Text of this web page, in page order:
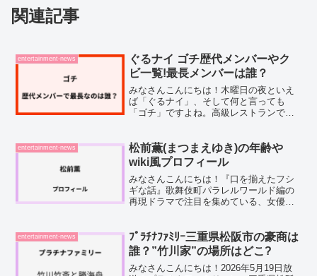
関連記事
entertainment-news
ぐるナイ ゴチ歴代メンバーやク
ビ一覧!最長メンバーは誰？
みなさんこんにちは！木曜日の夜といえ
ば「ぐるナイ」、そして何と言っても
「ゴチ」ですよね。高級レストランで料
しょうか。この記事では、ぐるナイのゴ
チに出演してきた歴代メンバ...
entertainment-news
松前薫(まつまえゆき)の年齢や
wiki風プロフィール
みなさんこんにちは！『口を揃えたフシ
ギな話』歌舞伎町パラレルワールド編の
再現ドラマで注目を集めている、女優の
も詳しく知りたいという方も多いのでは
ないでしょうか。そこ...
entertainment-news
ﾌﾟﾗﾁﾅﾌｧﾐﾘｰ三重県松阪市の豪商は
誰？”竹川家”の場所はどこ?
みなさんこんにちは！2026年5月19日放